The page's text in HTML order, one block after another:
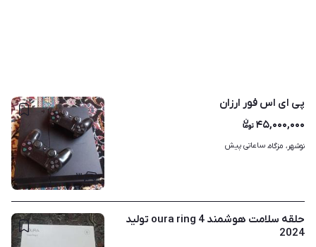
۳
پی ای اس فور ارزان
۴۵,۰۰۰,۰۰۰
نوشهر، مزگاه، ساعاتی پیش
حلقه سلامت هوشمند oura ring 4 تولید
2024